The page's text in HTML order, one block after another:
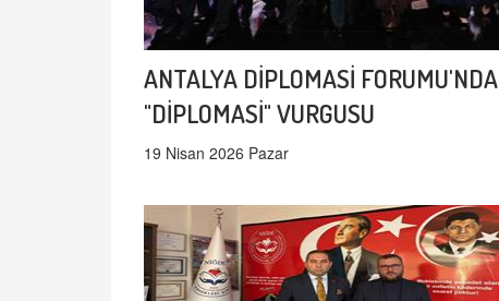
ANTALYA DİPLOMASİ FORUMU'NDA
"DİPLOMASİ" VURGUSU
19 Nisan 2026 Pazar